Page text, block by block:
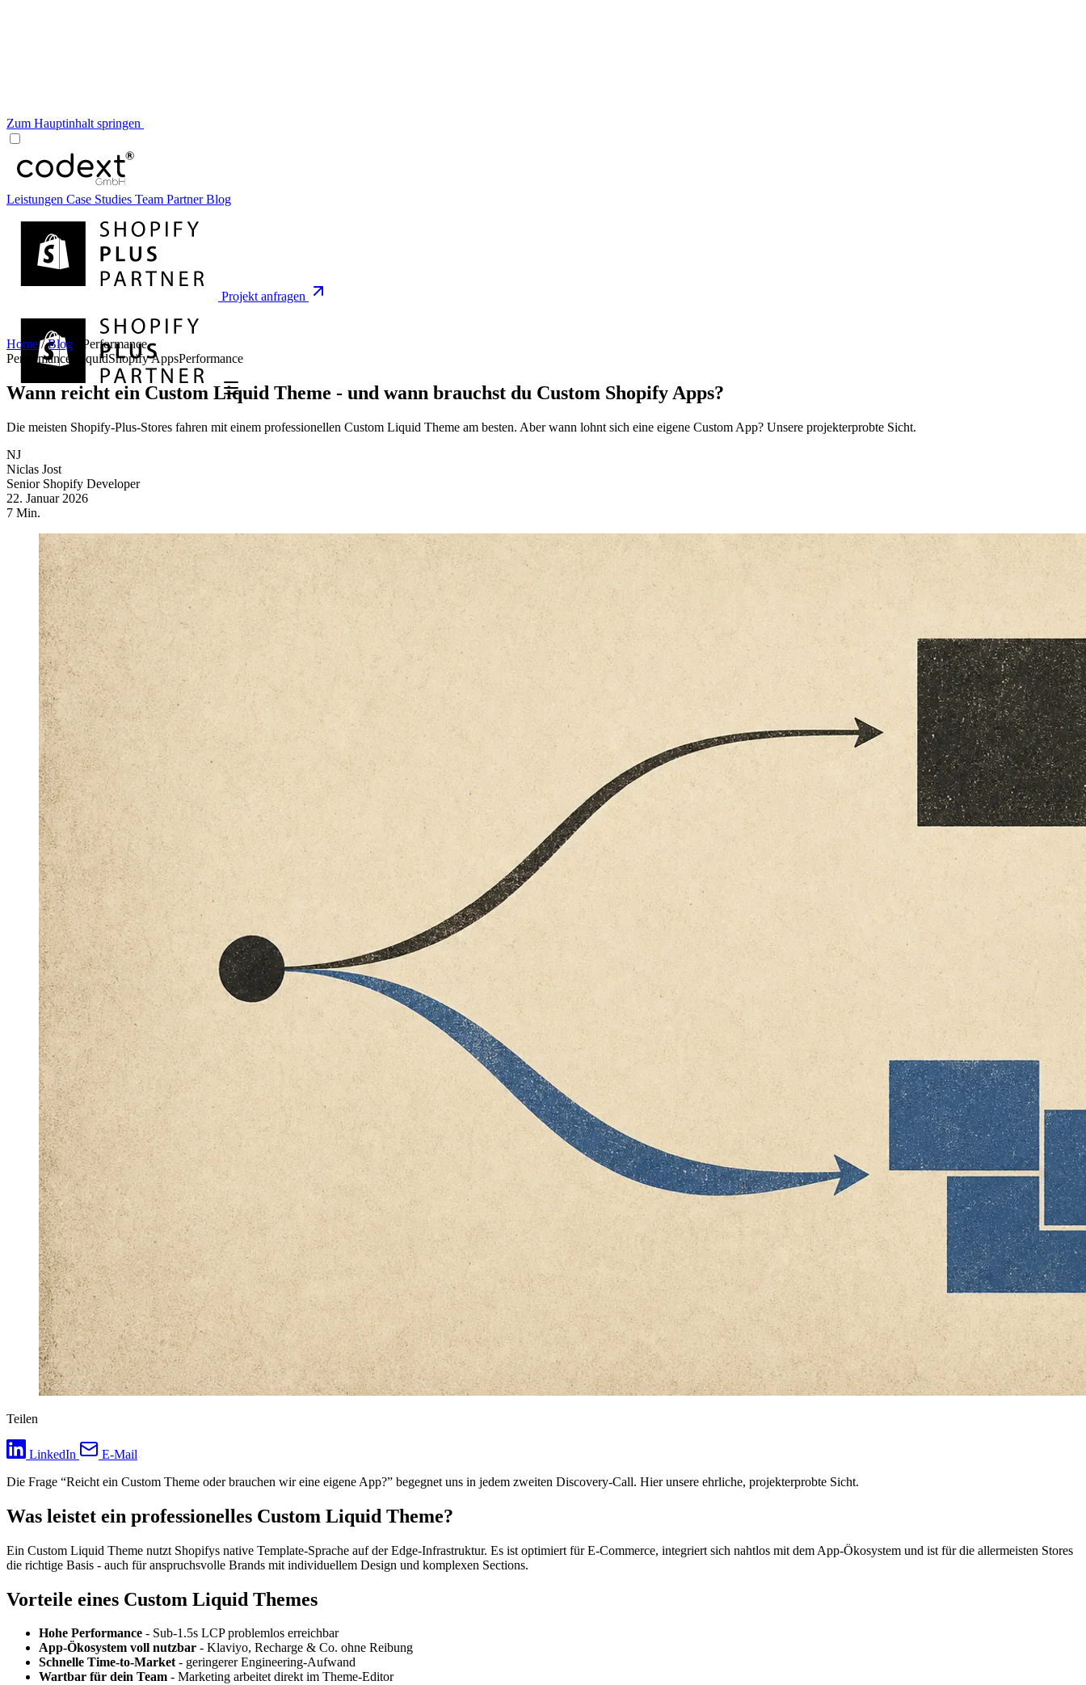
Zum Hauptinhalt springen
Leistungen Case Studies Team PartnerBlog
Projekt anfragen
Home / Blog
Performance
Performance
LiquidShopify AppsPerformance
Wann reicht ein Custom Liquid Theme - und wann brauchst du Custom Shopify Apps?
Die meisten Shopify-Plus-Stores fahren mit einem professionellen Custom Liquid Theme am besten. Aber wann lohnt sich eine eigene Custom App? Unsere projekterprobte Sicht.
NJ
Niclas Jost
Senior Shopify Developer
22. Januar 2026
7 Min.
Teilen
LinkedIn
E-Mail
Die Frage “Reicht ein Custom Theme oder brauchen wir eine eigene App?” begegnet uns in jedem zweiten Discovery-Call. Hier unsere ehrliche, projekterprobte Sicht.
Was leistet ein professionelles Custom Liquid Theme?
Ein Custom Liquid Theme nutzt Shopifys native Template-Sprache auf der Edge-Infrastruktur. Es ist optimiert für E-Commerce, integriert sich nahtlos mit dem App-Ökosystem und ist für die allermeisten Stores
die richtige Basis - auch für anspruchsvolle Brands mit individuellem Design und komplexen Sections.
Vorteile eines Custom Liquid Themes
Hohe Performance - Sub-1.5s LCP problemlos erreichbar
App-Ökosystem voll nutzbar - Klaviyo, Recharge & Co. ohne Reibung
Schnelle Time-to-Market- geringerer Engineering-Aufwand
Wartbar für dein Team - Marketing arbeitet direkt im Theme-Editor